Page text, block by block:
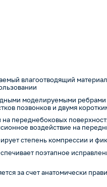
влагоотводящий
моделируемыми
позвонков и двумя
переднебоковых
воздействие на
степень компрессии и
поэтапное
за счет анатомически